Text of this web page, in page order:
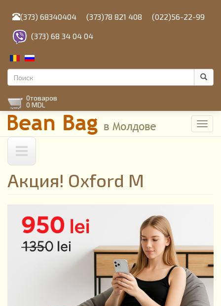
содержанию
(373) 68340404 (373)78 821 408 (022)56-22-99
(373) 68 34 04 04
Форма
поиска
0товаров
0 MDL
Акция! Oxford M